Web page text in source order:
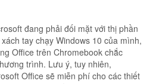
đang phải đối mặt với thị phần
tay chạy Windows 10 của mình,
Office trên Chromebook chắc
trình. Lưu ý, tuy nhiên,
Office sẽ miễn phí cho các thiết